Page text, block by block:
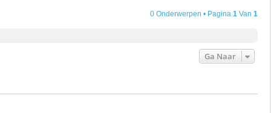
0 Onderwerpen • Pagina 1 Van 1
Ga Naar